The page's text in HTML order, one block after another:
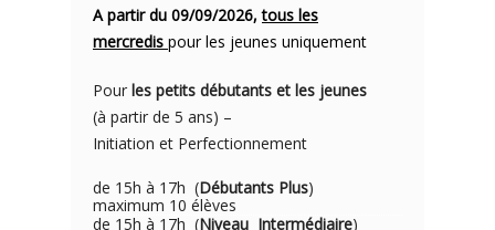
A partir du 09/09/2026,tous les
mercredis pour les jeunes uniquement
Pour les petits débutants et les jeunes
(à partir de 5 ans) –
Initiation et Perfectionnement
de 15h à 17h (Débutants Plus)
maximum 10 élèves
de 15h à 17h (Niveau Intermédiaire)